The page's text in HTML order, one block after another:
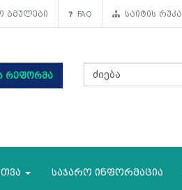
ბმულები FAQ საიტის რუკა
რეფორმა
საჯარო ინფორმაცია